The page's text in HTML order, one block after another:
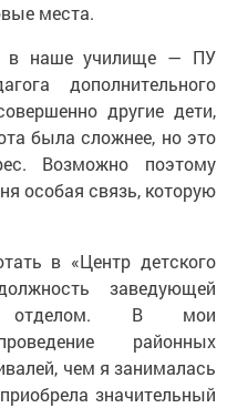
места.
в наше училище — ПУ
дополнительного
другие дети,
была сложнее, но это
Возможно поэтому
особая связь, которую
в «Центр детского
заведующей
отделом. В мои
районных
чем я занималась
значительный